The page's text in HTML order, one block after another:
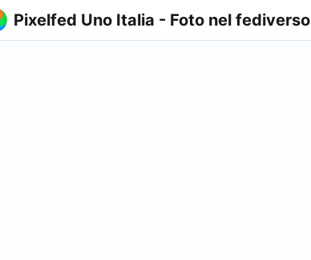
Pixelfed Uno Italia - Foto nel fediverso